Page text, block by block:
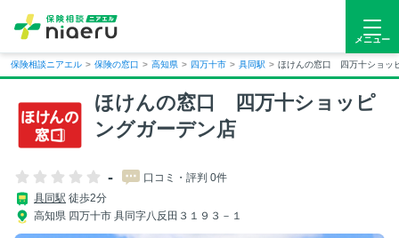
メニュー
保険相談ニアエル > 保険の窓口 > 高知県 > 四万十市 > 具同駅 > ほけんの窓口 四万十ショッ
ほけんの窓口 四万十ショッピ
ングガーデン店
-
口コミ・評判 0件
具同駅 徒歩2分
高知県 四万十市 具同字八反田３１９３－１